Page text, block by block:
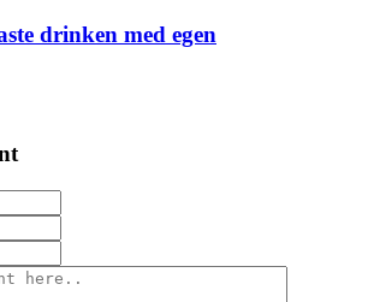
drinken med egen